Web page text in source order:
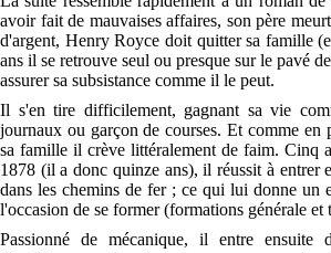
avoir fait de mauvaises affaires, son père
d'argent, Henry Royce doit quitter sa famille
ans il se retrouve seul ou presque sur le pavé
assurer sa subsistance comme il le peut.
Il s'en tire difficilement, gagnant sa vie
journaux ou garçon de courses. Et comme en
sa famille il crève littéralement de faim. Cinq
1878 (il a donc quinze ans), il réussit à entrer
dans les chemins de fer ; ce qui lui donne un
l'occasion de se former (formations générale et
Passionné de mécanique, il entre ensuite